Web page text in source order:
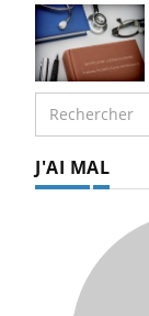
J'AI MAL